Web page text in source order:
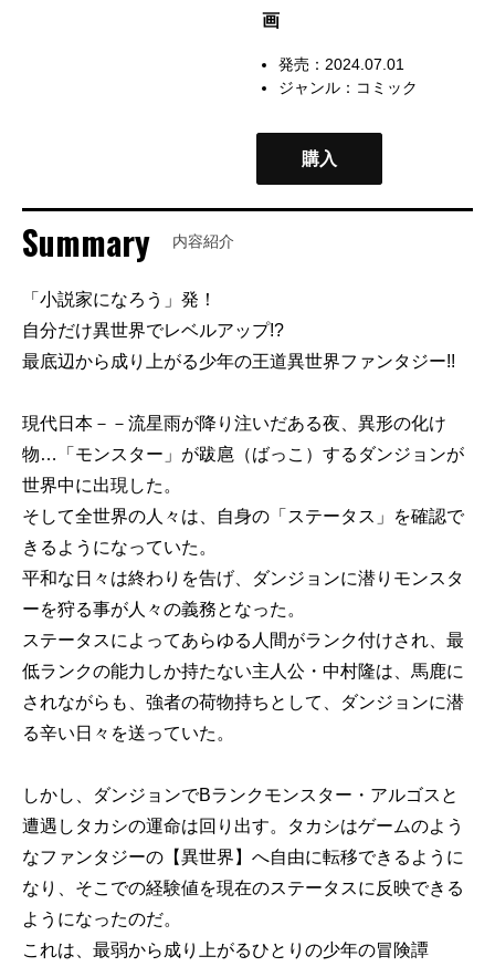
画
発売：2024.07.01
ジャンル： コミック
購入
Summary 内容紹介
「小説家になろう」発！
自分だけ異世界でレベルアップ!?
最底辺から成り上がる少年の王道異世界ファンタジー!!
現代日本－－流星雨が降り注いだある夜、異形の化け
物…「モンスター」が跋扈（ばっこ）するダンジョンが
世界中に出現した。
そして全世界の人々は、自身の「ステータス」を確認で
きるようになっていた。
平和な日々は終わりを告げ、ダンジョンに潜りモンスタ
ーを狩る事が人々の義務となった。
ステータスによってあらゆる人間がランク付けされ、最
低ランクの能力しか持たない主人公・中村隆は、馬鹿に
されながらも、強者の荷物持ちとして、ダンジョンに潜
る辛い日々を送っていた。
しかし、ダンジョンでBランクモンスター・アルゴスと
遭遇しタカシの運命は回り出す。タカシはゲームのよう
なファンタジーの【異世界】へ自由に転移できるように
なり、そこでの経験値を現在のステータスに反映できる
ようになったのだ。
これは、最弱から成り上がるひとりの少年の冒険譚